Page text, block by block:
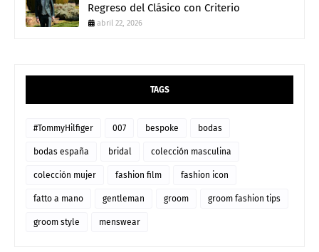
Regreso del Clásico con Criterio
abril 22, 2026
TAGS
#TommyHilfiger 007 bespoke bodas
bodas españa bridal colección masculina
colección mujer fashion film fashion icon
fatto a mano gentleman groom groom fashion tips
groom style menswear